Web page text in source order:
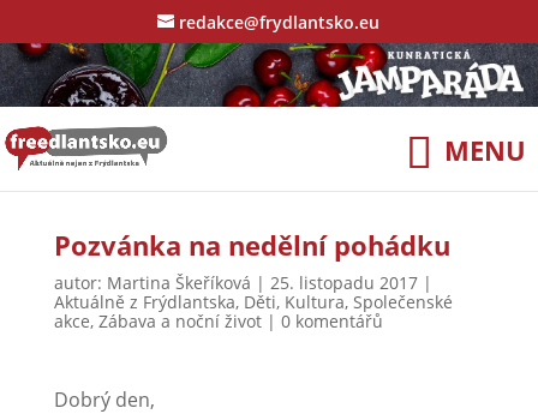
redakce@frydlantsko.eu
Pozvánka na nedělní pohádku
autor: Martina Škeříková | 25. listopadu 2017|
Aktuálně z Frýdlantska, Děti, Kultura, Společenské
akce, Zábava a noční život| 0 komentářů
Dobrý den,